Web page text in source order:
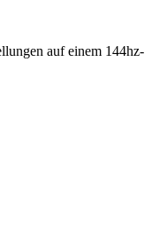
auf einem 144hz-